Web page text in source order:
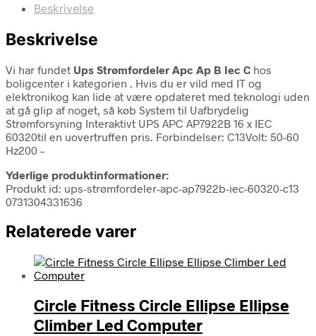
Beskrivelse
Beskrivelse
Vi har fundet Ups Strømfordeler Apc Ap B Iec C hos
boligcenter i kategorien . Hvis du er vild med IT og
elektronikog kan lide at være opdateret med teknologi uden
at gå glip af noget, så køb System til Uafbrydelig
Strømforsyning Interaktivt UPS APC AP7922B 16 x IEC
60320til en uovertruffen pris. Forbindelser: C13Volt: 50-60
Hz200 –
Yderlige produktinformationer:
Produkt id: ups-strømfordeler-apc-ap7922b-iec-60320-c13
0731304331636
Relaterede varer
Circle Fitness Circle Ellipse Ellipse
Climber Led Computer